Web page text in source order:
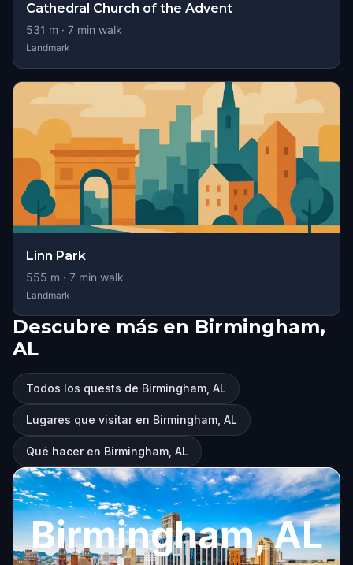
Cathedral Church of the Advent
531 m · 7 min walk
Landmark
Linn Park
555 m · 7 min walk
Landmark
Descubre más en Birmingham,
AL
Todos los quests de Birmingham, AL
Lugares que visitar en Birmingham, AL
Qué hacer en Birmingham, AL
Birmingham, AL